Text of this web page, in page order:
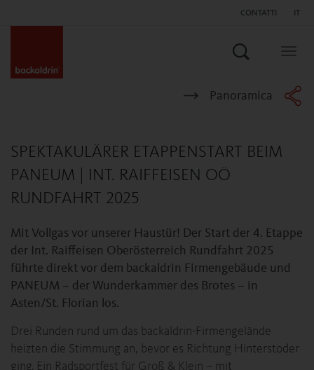
CONTATTI IT
Search
Panoramica
SPEKTAKULÄRER ETAPPENSTART BEIM
PANEUM | INT. RAIFFEISEN OÖ
RUNDFAHRT 2025
Mit Vollgas vor unserer Haustür! Der Start der 4. Etappe
der Int. Raiffeisen Oberösterreich Rundfahrt 2025
führte direkt vor dem backaldrin Firmengebäude und
PANEUM – der Wunderkammer des Brotes – in
Asten/St. Florian los.
Drei Runden rund um das backaldrin-Firmengelände
heizten die Stimmung an, bevor es Richtung Hinterstoder
ging. Ein Radsportfest für Groß & Klein – mit